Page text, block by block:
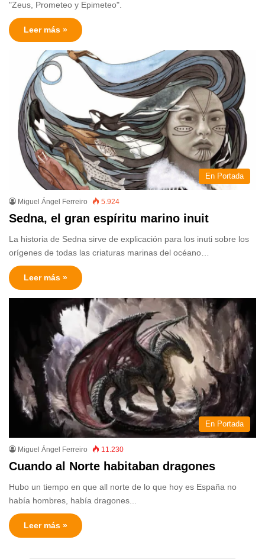
"Zeus, Prometeo y Epimeteo".
Leer más »
En Portada
Miguel Ángel Ferreiro 5.924
Sedna, el gran espíritu marino inuit
La historia de Sedna sirve de explicación para los inuti sobre los
orígenes de todas las criaturas marinas del océano…
Leer más »
En Portada
Miguel Ángel Ferreiro 11.230
Cuando al Norte habitaban dragones
Hubo un tiempo en que all norte de lo que hoy es España no
había hombres, había dragones...
Leer más »